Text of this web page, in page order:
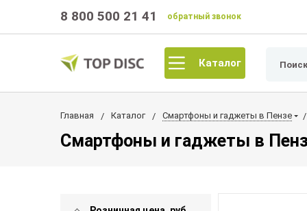
8 800 500 21 41 обратный звонок
Каталог
Главная Каталог Смартфоны и гаджеты в Пензе
Смартфоны и гаджеты в